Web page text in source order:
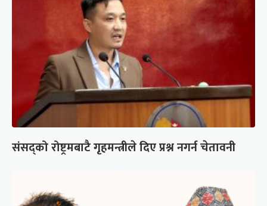
संसद्को रोष्ट्रमबाटै गृहमन्त्रीले दिए प्रश्न नगर्न चेतावनी